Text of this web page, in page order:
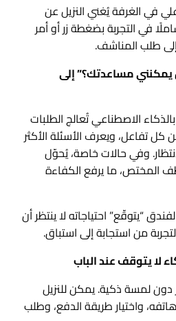
في الغرفة يُغني النزيل عن
في التجربة بضغطة زر أو أمر
طلب المناشف.
مساعدتك؟” إلى
الاصطناعي تُعالج الطلبات
كل تفاعل، ويعرف الأسئلة الأكثر
وفي حالات خاصة، يُحوّل
المختص، ما يرفع الكفاءة
“يتوقّع” احتياجاته لا ينتظر أن
من استجابة إلى استباق.
لا يتوقف عند الباب
دون لمسة ذكية. يمكن للنزيل
واختيار طريقة الدفع، وطلب